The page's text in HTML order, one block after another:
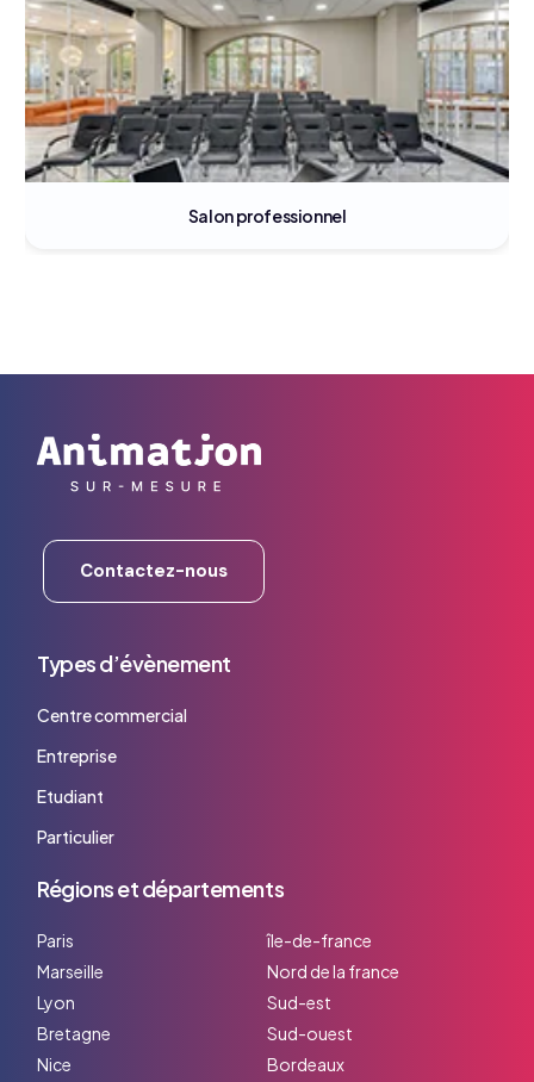
Salon professionnel
Contactez-nous
Types d’évènement
Centre commercial
Entreprise
Etudiant
Particulier
Régions et départements
Paris
Marseille
Lyon
Bretagne
Nice
île-de-france
Nord de la france
Sud-est
Sud-ouest
Bordeaux